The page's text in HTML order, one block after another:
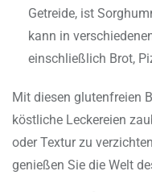
Getreide, ist
kann in
einschließlich Brot,
Mit diesen glutenfreien
köstliche Leckereien
oder Textur zu
genießen Sie die Welt